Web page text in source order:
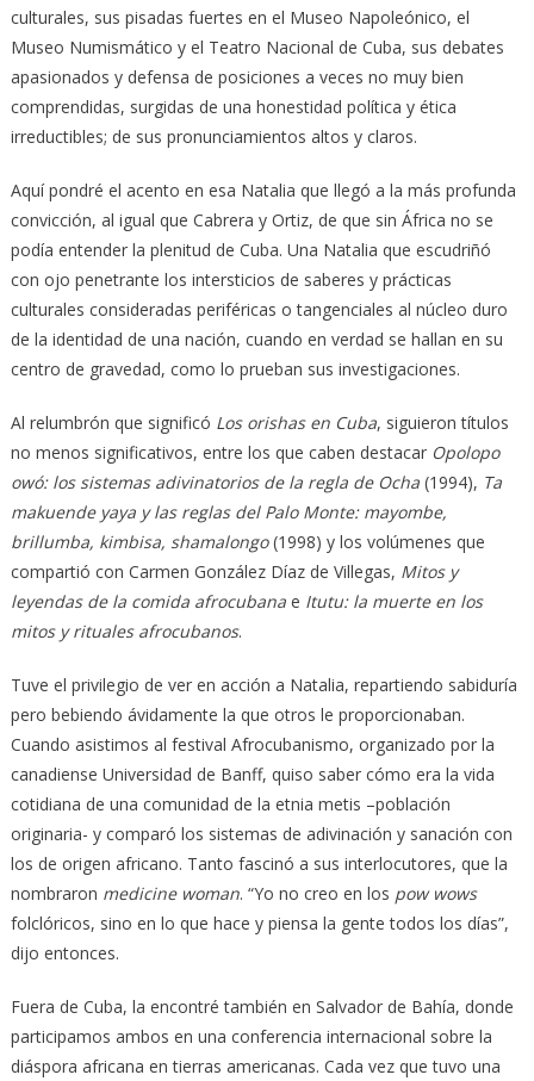
culturales, sus pisadas fuertes en el Museo Napoleónico, el
Museo Numismático y el Teatro Nacional de Cuba, sus debates
apasionados y defensa de posiciones a veces no muy bien
comprendidas, surgidas de una honestidad política y ética
irreductibles; de sus pronunciamientos altos y claros.
Aquí pondré el acento en esa Natalia que llegó a la más profunda
convicción, al igual que Cabrera y Ortiz, de que sin África no se
podía entender la plenitud de Cuba. Una Natalia que escudriñó
con ojo penetrante los intersticios de saberes y prácticas
culturales consideradas periféricas o tangenciales al núcleo duro
de la identidad de una nación, cuando en verdad se hallan en su
centro de gravedad, como lo prueban sus investigaciones.
Al relumbrón que significó Los orishas en Cuba, siguieron títulos
no menos significativos, entre los que caben destacar Opolopo
owó: los sistemas adivinatorios de la regla de Ocha(1994), Ta
makuende yaya y las reglas del Palo Monte: mayombe,
brillumba, kimbisa, shamalongo(1998) y los volúmenes que
compartió con Carmen González Díaz de Villegas, Mitos y
leyendas de la comida afrocubanae Itutu: la muerte en los
mitos y rituales afrocubanos.
Tuve el privilegio de ver en acción a Natalia, repartiendo sabiduría
pero bebiendo ávidamente la que otros le proporcionaban.
Cuando asistimos al festival Afrocubanismo, organizado por la
canadiense Universidad de Banff, quiso saber cómo era la vida
cotidiana de una comunidad de la etnia metis –población
originaria- y comparó los sistemas de adivinación y sanación con
los de origen africano. Tanto fascinó a sus interlocutores, que la
nombraron medicine woman. “Yo no creo en los pow wows
folclóricos, sino en lo que hace y piensa la gente todos los días”,
dijo entonces.
Fuera de Cuba, la encontré también en Salvador de Bahía, donde
participamos ambos en una conferencia internacional sobre la
diáspora africana en tierras americanas. Cada vez que tuvo una